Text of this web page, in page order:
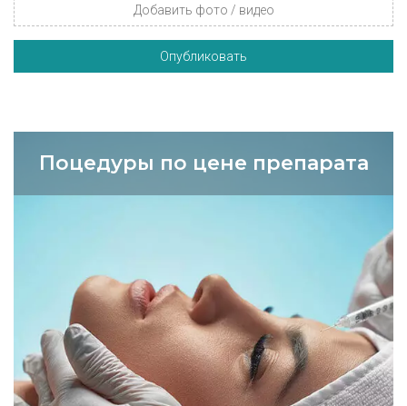
Добавить фото / видео
Опубликовать
Поцедуры по цене препарата